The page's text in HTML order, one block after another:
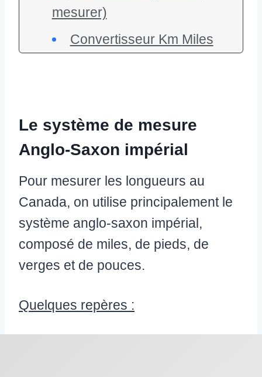
mesurer)
Convertisseur Km Miles
Le système de mesure
Anglo-Saxon impérial
Pour mesurer les longueurs au
Canada, on utilise principalement le
système anglo-saxon impérial,
composé de miles, de pieds, de
verges et de pouces.
Quelques repères :